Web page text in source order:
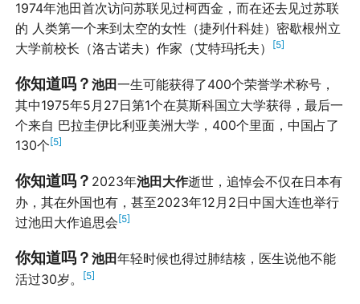
1974年池田首次访问苏联见过柯西金，而在还去见过苏联
的 人类第一个来到太空的女性（捷列什科娃）密歇根州立
大学前校长（洛古诺夫）作家（艾特玛托夫）
[5]
你知道吗？池田一生可能获得了400个荣誉学术称号，
其中1975年5月27日第1个在莫斯科国立大学获得，最后一
个来自 巴拉圭伊比利亚美洲大学，400个里面，中国占了
130个[5]
你知道吗？ 2023年池田大作逝世，追悼会不仅在日本有
办，其在外国也有，甚至2023年12月2日中国大连也举行
过池田大作追思会[5]
你知道吗？池田年轻时候也得过肺结核，医生说他不能
活过30岁。
[5]